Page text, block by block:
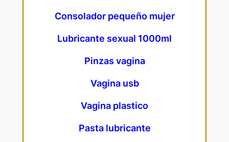
Consolador pequeño mujer
Lubricante sexual 1000ml
Pinzas vagina
Vagina usb
Vagina plastico
Pasta lubricante